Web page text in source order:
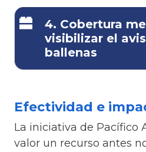
4. Cobertura
visibilizar el
ballenas
Efectividad e
La iniciativa de Pacífico
valor un recurso antes